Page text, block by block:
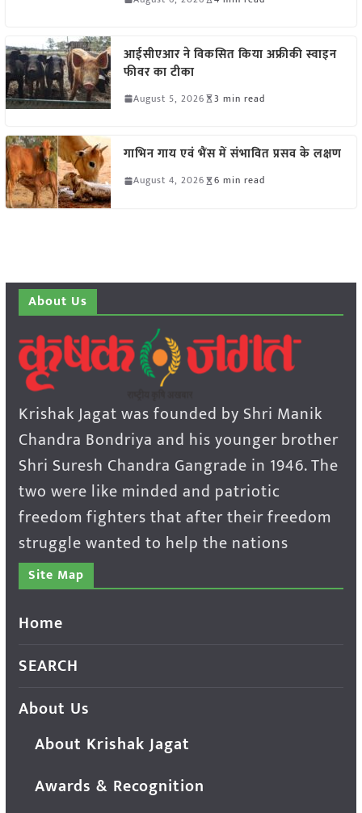
आईसीएआर ने विकसित किया अफ्रीकी स्वाइन
फीवर का टीका
August 5, 2026 3 min read
गाभिन गाय एवं भैंस में संभावित प्रसव के लक्षण
August 4, 2026 6 min read
About Us
Krishak Jagat was founded by Shri Manik
Chandra Bondriya and his younger brother
Shri Suresh Chandra Gangrade in 1946. The
two were like minded and patriotic
freedom fighters that after their freedom
struggle wanted to help the nations
Site Map
Home
SEARCH
About Us
About Krishak Jagat
Awards & Recognition